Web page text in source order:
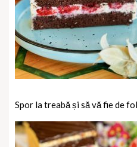
Spor la treabă și să vă fie de